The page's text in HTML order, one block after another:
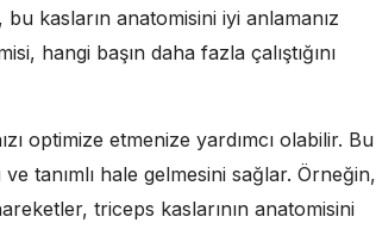
bu kasların anatomisini iyi anlamanız
hangi başın daha fazla çalıştığını
optimize etmenize yardımcı olabilir. Bu
tanımlı hale gelmesini sağlar. Örneğin,
triceps kaslarının anatomisini